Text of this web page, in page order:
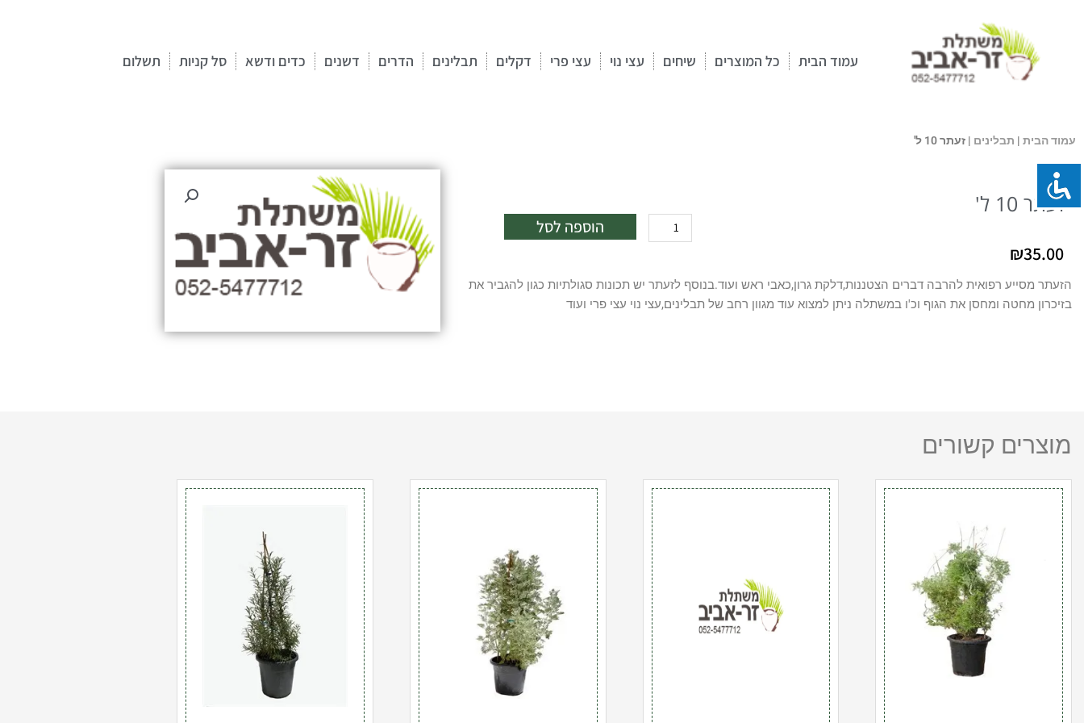
עמוד הבית כל המוצרים שיחים עצי נוי עצי פרי דקלים תבלינים הדרים דשנים כדים ודשא סל קניות תשלום
עמוד הבית | תבלינים | זעתר 10 ל'
זעתר 10 ל'
₪35.00
כמות
של
10
ל'
הוספה לסל
הזעתר מסייע רפואית להרבה דברים הצטננות,דלקת גרון,כאבי ראש ועוד.בנוסף לזעתר יש תכונות סגולתיות כגון להגביר את
בזיכרון מחטה ומחסן את הגוף וכ'ו במשתלה ניתן למצוא עוד מגוון רחב של תבלינים,עצי נוי עצי פרי ועוד
מוצרים קשורים
כמות
של
עשב
לימון
(לימונית)
10
ל'
כמות
של
מרווה
רפואית
10
ל'
כמות
של
שיבא
10
ל'
כמות
של
רוזמרין
10
ל'